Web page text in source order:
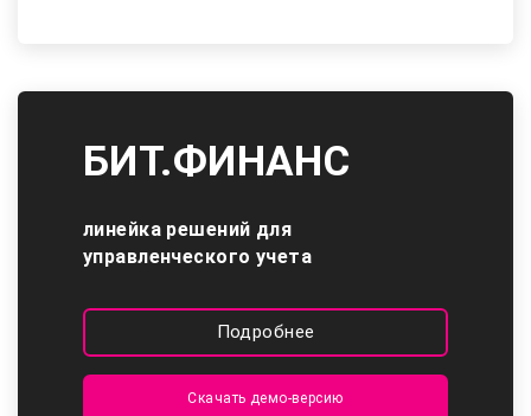
БИТ.ФИНАНС
линейка решений для
управленческого учета
Подробнее
Скачать демо-версию